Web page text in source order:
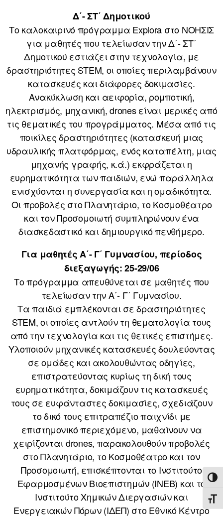
Δ΄- ΣΤ΄ Δημοτικού
Το καλοκαιρινό πρόγραμμα Explora στο ΝΟΗΣΙΣ
για μαθητές που τελείωσαν την Δ΄- ΣΤ΄
Δημοτικού εστιάζει στην τεχνολογία, με
δραστηριότητες STEM, οι οποίες περιλαμβάνουν
κατασκευές και διάφορες δοκιμασίες.
Ανακύκλωση και αειφορία, ρομποτική,
ηλεκτρισμός, μηχανική, drones είναι μερικές από
τις θεματικές του προγράμματος. Μέσα από τις
ποικίλες δραστηριότητες (κατασκευή μιας
υδραυλικής πλατφόρμας, ενός καταπέλτη, μιας
μηχανής γραφής, κ.ά.) εκφράζεται η
ευρηματικότητα των παιδιών, ενώ παράλληλα
ενισχύονται η συνεργασία και η ομαδικότητα.
Οι προβολές στο Πλανητάριο, το Κοσμοθέατρο
και τον Προσομοιωτή συμπληρώνουν ένα
διασκεδαστικό και δημιουργικό πενθήμερο.
Για μαθητές Α΄- Γ΄ Γυμνασίου, περίοδος
διεξαγωγής: 25-29/06
Το πρόγραμμα απευθύνεται σε μαθητές που
τελείωσαν την Α΄- Γ΄ Γυμνασίου.
Τα παιδιά εμπλέκονται σε δραστηριότητες
STEM, οι οποίες αντλούν τη θεματολογία τους
από την τεχνολογία και τις θετικές επιστήμες.
Υλοποιούν μηχανικές κατασκευές δουλεύοντας
σε ομάδες και ακολουθώντας οδηγίες,
επιστρατεύοντας κυρίως τη δική τους
ευρηματικότητα, δοκιμάζουν τις κατασκευές
τους σε ευφάνταστες δοκιμασίες, σχεδιάζουν
το δικό τους επιτραπέζιο παιχνίδι με
επιστημονικό περιεχόμενο, μαθαίνουν να
χειρίζονται drones, παρακολουθούν προβολές
στο Πλανητάριο, το Κοσμοθέατρο και τον
Προσομοιωτή, επισκέπτονται το Ινστιτούτο
Εφαρμοσμένων Βιοεπιστημών (ΙΝΕΒ) και το
Ινστιτούτο Χημικών Διεργασιών και
Ενεργειακών Πόρων (ΙΔΕΠ) στο Εθνικό Κέντρο